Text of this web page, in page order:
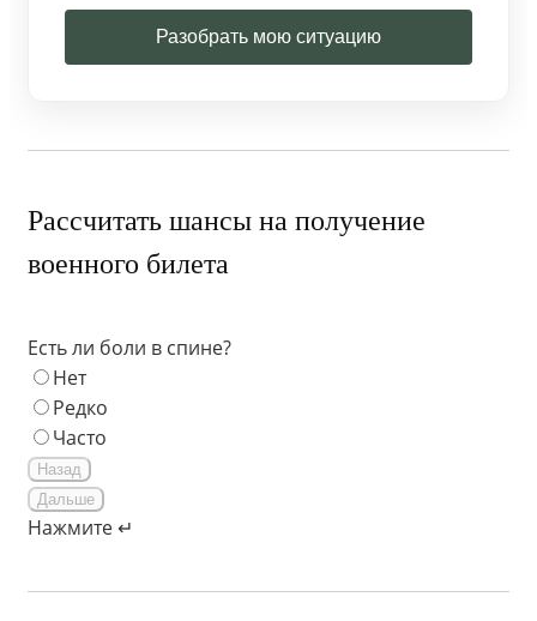
Разобрать мою ситуацию
Рассчитать шансы на получение
военного билета
Есть ли боли в спине?
Нет
Редко
Часто
Назад
Дальше
Нажмите ↵